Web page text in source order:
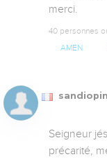
merci.
40 personnes
AMEN
Seigneur
précarité,